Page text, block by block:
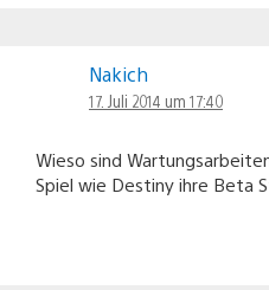
Nakich
17. Juli 2014 um 17:40
Wieso sind
Spiel wie Destiny ihre Beta